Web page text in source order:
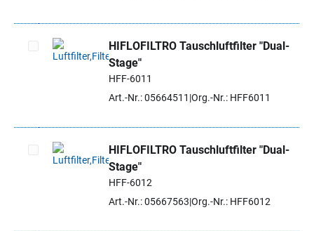
Artikel auswählen
HIFLOFILTRO Tauschluftfilter "Dual-
Stage"
HFF-6011
Art.-Nr.: 05664511 Org.-Nr.: HFF6011
Artikel auswählen
HIFLOFILTRO Tauschluftfilter "Dual-
Stage"
HFF-6012
Art.-Nr.: 05667563 Org.-Nr.: HFF6012